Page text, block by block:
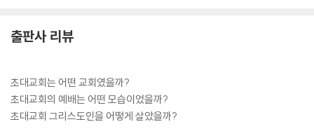
entury Christian, 한국 IVP 근간)을 자매편으로 내는 것도 그런 이유에
이 이야기를 읽는 독자들이 상상의 나래를 펼쳐 1세기 그리스도인들의 삶
속으로 들어가서, 우리 또한 “세상을 전복”할 만한 무언가를 발견하기를
기도한다(행 17:6).
출판사 리뷰
초대교회는 어떤 교회였을까?
초대교회의 예배는 어떤 모습이었을까?
초대교회 그리스도인을 어떻게 살았을까?